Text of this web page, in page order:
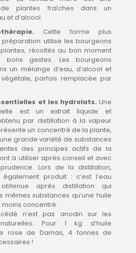
plantes fraîches dans un
et d’alcool.
Cette forme plus
utilise les bourgeons
récoltés au bon moment
gestes. Les bourgeons
un mélange d’eau, d’alcool et
parfois remplacée par
et les hydrolats. Une
est un extrait liquide et
par distillation à la vapeur
un concentré de la plante,
grande variété de substances
des principes actifs de la
à utiliser après conseil et avec
Lors de la distillation,
également produit : c’est l’eau
après distillation qui
mêmes substances qu’une huile
concentré.
n’est pas anodin sur les
Pour 1 kg d’huile
rose de Damas, 4 tonnes de
!